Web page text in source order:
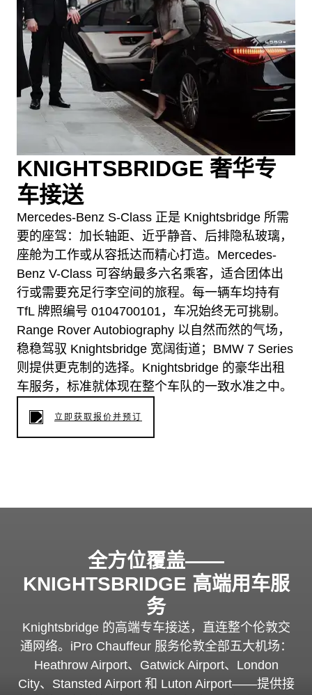
KNIGHTSBRIDGE 奢华专
车接送
Mercedes-Benz S-Class 正是 Knightsbridge 所需
要的座驾：加长轴距、近乎静音、后排隐私玻璃，
座舱为工作或从容抵达而精心打造。Mercedes-
Benz V-Class 可容纳最多六名乘客，适合团体出
行或需要充足行李空间的旅程。每一辆车均持有
TfL 牌照编号 0104700101，车况始终无可挑剔。
Range Rover Autobiography 以自然而然的气场，
稳稳驾驭 Knightsbridge 宽阔街道；BMW 7 Series
则提供更克制的选择。Knightsbridge 的豪华出租
车服务，标准就体现在整个车队的一致水准之中。
立即获取报价并预订
全方位覆盖——
KNIGHTSBRIDGE 高端用车服
务
Knightsbridge 的高端专车接送，直连整个伦敦交
通网络。iPro Chauffeur 服务伦敦全部五大机场：
Heathrow Airport、Gatwick Airport、London
City、Stansted Airport 和 Luton Airport——提供接